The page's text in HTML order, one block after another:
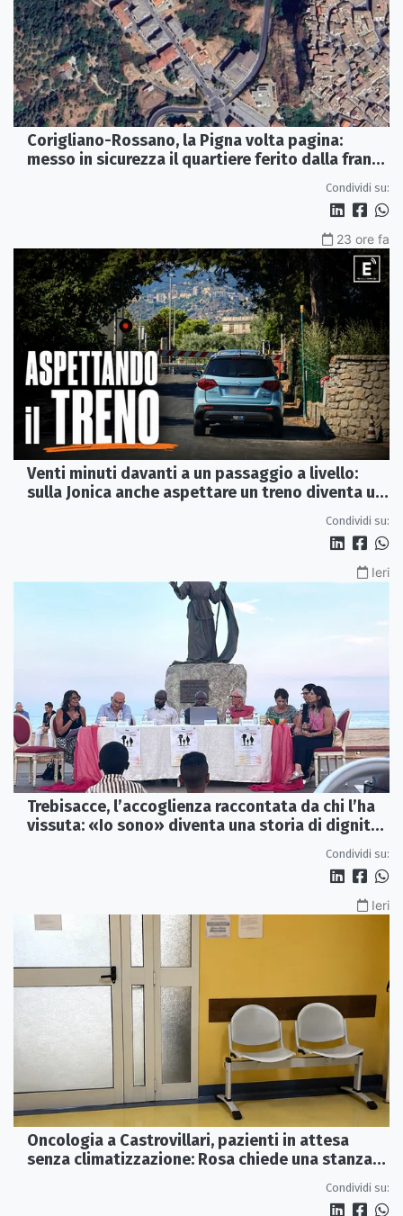
Corigliano-Rossano, la Pigna volta pagina:
messo in sicurezza il quartiere ferito dalla frana
Condividi su:
23 ore fa
Venti minuti davanti a un passaggio a livello:
sulla Jonica anche aspettare un treno diventa un
Condividi su:
Ieri
Trebisacce, l’accoglienza raccontata da chi l’ha
vissuta: «Io sono» diventa una storia di dignità
Condividi su:
Ieri
Oncologia a Castrovillari, pazienti in attesa
senza climatizzazione: Rosa chiede una stanza
Condividi su: